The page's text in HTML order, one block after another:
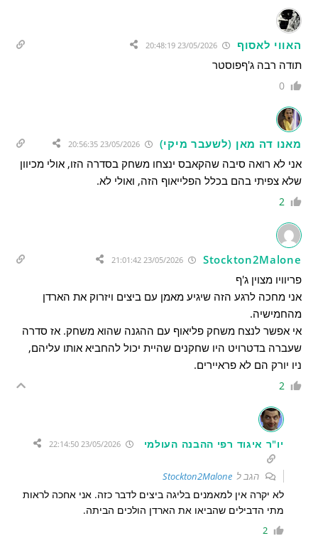
האווי לאסוף 23/05/2026 20:48:19
תודה רבה ג'ףפוסטר
0
מאנו דה מאן (לשעבר מיקי) 23/05/2026 20:56:35
אני לא רואה סיבה שהקאבס ינצחו משחק בסדרה הזו, אולי מכיוון
שלא צפיתי בהם בכלל הפלייאוף הזה, ואולי לא.
2
Stockton2Malone
פריוויו מצוין ג'ף
אני מחכה לרגע הזה שיגיע מאמן עם ביצים ויזרוק את הארדן
מהחמישיה.
אי אפשר לנצח משחק פליאוף עם ההגנה שהוא משחק. אז סדרה
שעברה בדטרויט היו שחקנים שהיית יכול להחביא אותו עליהם,
ניו יורק הם לא פראיירים.
2
יו"ר איגוד רפי ההבנה העולמי 23/05/2026 22:14:50
הגב לStockton2Malone
לא יקרה אין למאמנים בליגה ביצים לדבר כזה. אני אחכה לראות
מתי הדבילים שהביאו את הארדן הולכים הביתה.
2